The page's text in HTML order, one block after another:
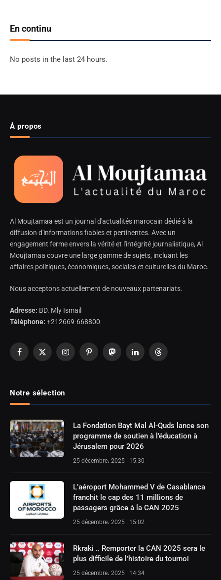
En continu
No posts in the last 24 hours.
À propos
Al Moujtamaa est un journal d'actualités marocain dédié à la
diffusion d'informations fiables et pertinentes. Avec un
engagement ferme envers la vérité et l'intégrité journalistique, Al
Moujtamaa couvre une large gamme de sujets, incluant les
affaires politiques, économiques, sociales et culturelles du Maroc.
Nous acceptons actuellement de nouveaux partenariats.
Adresse: BD. Mly Ismail
Téléphone: +212669-668800
Facebook
X
InstagramPinterestMastodonLinkedInThreads
Notre sélection
La Fondation Bayt Mal Al-Quds lance son
programme de soutien à l’éducation à
Jérusalem pour 2026
25 décembre، 2025 | 15:30
L’aéroport Mohammed V de Casablanca
franchit le cap des 11 millions de
passagers grâce à la CAN 2025
25 décembre، 2025 | 15:02
Rkraki .. Remporter la CAN 2025 sera le
plus difficile de l’histoire du tournoi
25 décembre، 2025 | 14:34